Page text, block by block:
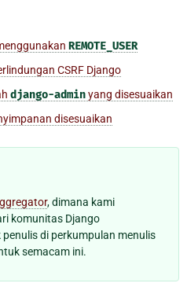
REMOTE_USER
CSRF Django
django-adminyang disesuaikan
disesuaikan
, dimana kami
komunitas Django
di perkumpulan menulis
semacam ini.